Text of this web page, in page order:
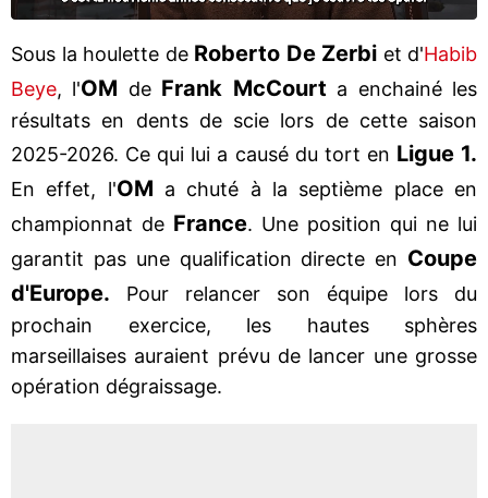
Sous la houlette de Roberto De Zerbi et d'Habib
Beye, l'OM de Frank McCourt a enchainé les
résultats en dents de scie lors de cette saison
2025-2026. Ce qui lui a causé du tort en Ligue 1.
En effet, l'OM a chuté à la septième place en
championnat de France. Une position qui ne lui
garantit pas une qualification directe en Coupe
d'Europe. Pour relancer son équipe lors du
prochain exercice, les hautes sphères
marseillaises auraient prévu de lancer une grosse
opération dégraissage.